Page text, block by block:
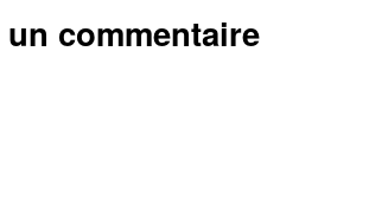
commentaire